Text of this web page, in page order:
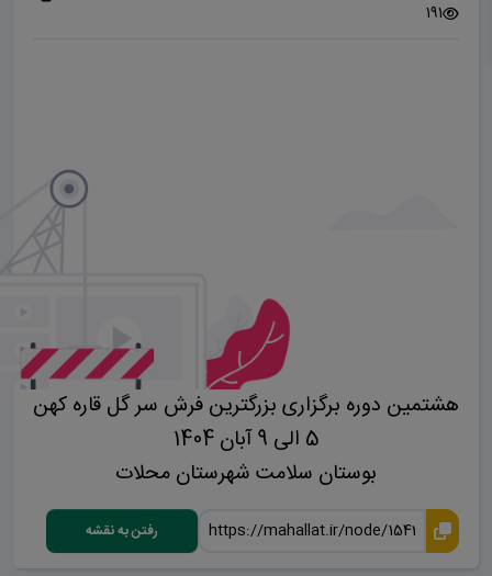
191
هشتمین دوره برگزاری بزرگترین فرش سر گل قاره کهن
5 الی 9 آبان 1404
بوستان سلامت شهرستان محلات
رفتن به نقشه